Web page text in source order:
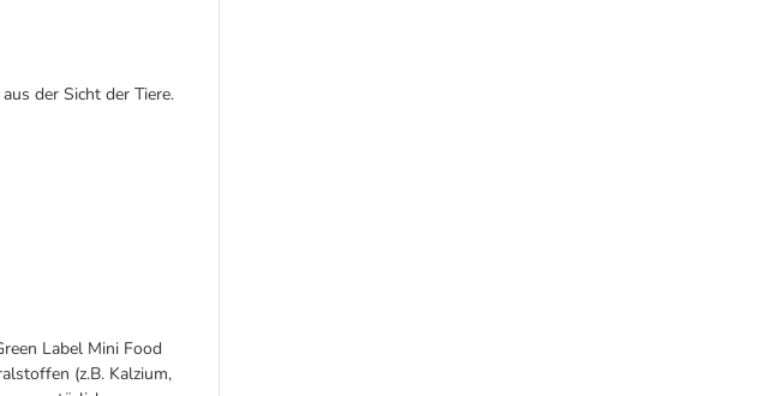
der Sicht der Tiere.
Label Mini Food
(z.B. Kalzium,